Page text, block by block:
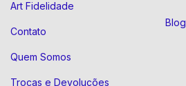
Art Fidelidade
Contato
Quem Somos
Trocas e Devoluções
Blog